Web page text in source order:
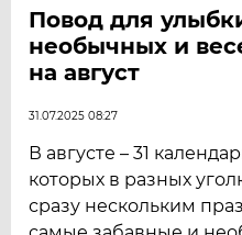
Повод для
необычных и
на август
31.07.2025 08:27
В августе – 31
которых в разных
сразу нескольким